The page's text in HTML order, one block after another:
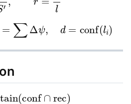
=∑Δψ d conf
conf∩rec )